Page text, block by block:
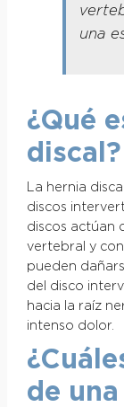
una
¿Qué
discal?
La hernia discal
discos
discos actúan
vertebral y
pueden
del disco
hacia la raíz
intenso dolor.
de